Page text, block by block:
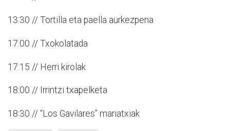
13:30 // Tortilla eta paella aurkezpena
17:00 // Txokolatada
17:15 // Herri kirolak
18:00 // Irrintzi txapelketa
18:30 // “Los Gavilares” mariatxiak